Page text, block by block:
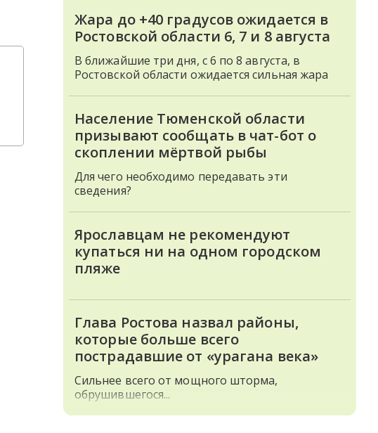
Жара до +40 градусов ожидается в
Ростовской области 6, 7 и 8 августа
В ближайшие три дня, с 6 по 8 августа, в
Ростовской области ожидается сильная жара
Население Тюменской области
призывают сообщать в чат-бот о
скоплении мёртвой рыбы
Для чего необходимо передавать эти
сведения?
Ярославцам не рекомендуют
купаться ни на одном городском
пляже
Глава Ростова назвал районы,
которые больше всего
пострадавшие от «урагана века»
Сильнее всего от мощного шторма,
обрушившегося...